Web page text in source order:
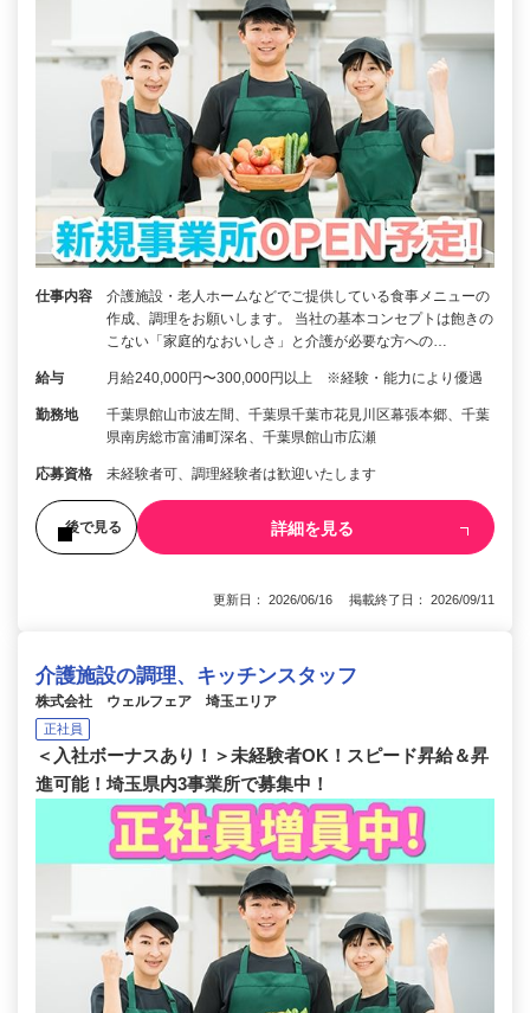
仕事内容
介護施設・老人ホームなどでご提供している食事メニューの
作成、調理をお願いします。 当社の基本コンセプトは飽きの
こない「家庭的なおいしさ」と介護が必要な方への…
給与 月給240,000円〜300,000円以上 ※経験・能力により優遇
勤務地
千葉県館山市波左間、千葉県千葉市花見川区幕張本郷、千葉
県南房総市富浦町深名、千葉県館山市広瀬
応募資格 未経験者可、調理経験者は歓迎いたします
後で見る 詳細を見る
更新日： 2026/06/16 掲載終了日： 2026/09/11
介護施設の調理、キッチンスタッフ
株式会社 ウェルフェア 埼玉エリア
正社員
＜入社ボーナスあり！＞未経験者OK！スピード昇給＆昇
進可能！埼玉県内3事業所で募集中！